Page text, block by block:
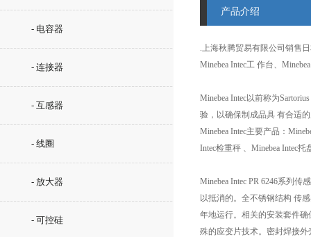
- 电容器
- 连接器
- 互感器
- 线圈
- 放大器
- 可控硅
产品介绍
.上海秋腾贸易有限公司销售
Minebea Intec工 作台、
Minebea Intec以前称为
验，以确保制成品具 有合适
Minebea Intec主要产品：
Intec检重秤 、Minebea Intec托
Minebea Intec PR 6246系列
以抵消的。全不锈钢结构 传
年地运行。相关的安装套件
殊的应变片技术。密封焊接